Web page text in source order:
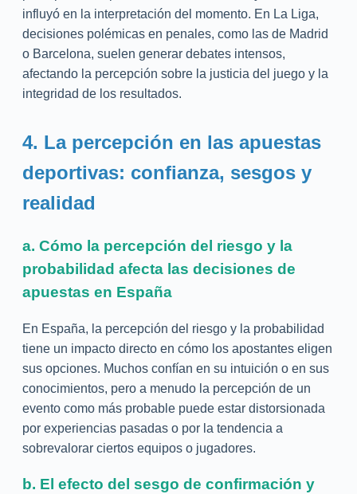
influyó en la interpretación del momento. En La Liga,
decisiones polémicas en penales, como las de Madrid
o Barcelona, suelen generar debates intensos,
afectando la percepción sobre la justicia del juego y la
integridad de los resultados.
4. La percepción en las apuestas
deportivas: confianza, sesgos y
realidad
a. Cómo la percepción del riesgo y la
probabilidad afecta las decisiones de
apuestas en España
En España, la percepción del riesgo y la probabilidad
tiene un impacto directo en cómo los apostantes eligen
sus opciones. Muchos confían en su intuición o en sus
conocimientos, pero a menudo la percepción de un
evento como más probable puede estar distorsionada
por experiencias pasadas o por la tendencia a
sobrevalorar ciertos equipos o jugadores.
b. El efecto del sesgo de confirmación y